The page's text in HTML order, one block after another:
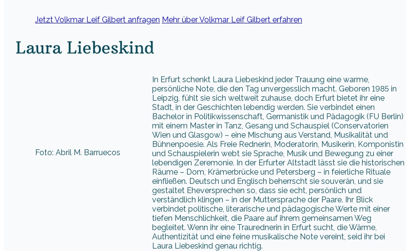
Jetzt Volkmar Leif Gilbert anfragen Mehr über Volkmar Leif Gilbert erfahren
Laura Liebeskind
Foto: Abril M. Barruecos
In Erfurt schenkt Laura Liebeskind jeder Trauung eine warme,
persönliche Note, die den Tag unvergesslich macht. Geboren 1985 in
Leipzig, fühlt sie sich weltweit zuhause, doch Erfurt bietet ihr eine
Stadt, in der Geschichten lebendig werden. Sie verbindet einen
Bachelor in Politikwissenschaft, Germanistik und Pädagogik (FU Berlin)
mit einem Master in Tanz, Gesang und Schauspiel (Conservatorien
Wien und Glasgow) – eine Mischung aus Verstand, Musikalität und
Bühnenpoesie. Als Freie Rednerin, Moderatorin, Musikerin, Komponistin
und Schauspielerin webt sie Sprache, Musik und Bewegung zu einer
lebendigen Zeremonie. In der Erfurter Altstadt lässt sie die historischen
Räume – Dom, Krämerbrücke und Petersberg – in feierliche Rituale
einfließen. Deutsch und Englisch beherrscht sie souverän, und sie
gestaltet Eheversprechen so, dass sie echt, persönlich und
verständlich klingen – in der Muttersprache der Paare. Ihr Blick
verbindet politische, literarische und pädagogische Werte mit einer
tiefen Menschlichkeit, die Paare auf ihrem gemeinsamen Weg
begleitet. Wenn ihr eine Traurednerin in Erfurt sucht, die Wärme,
Authentizität und eine feine musikalische Note vereint, seid ihr bei
Laura Liebeskind genau richtig.